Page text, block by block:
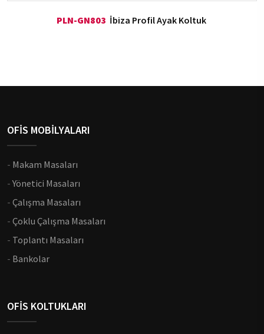
PLN-GN803 İbiza Profil Ayak Koltuk
OFİS MOBİLYALARI
- Makam Masaları
-Yönetici Masaları
- Çalışma Masaları
- Çoklu Çalışma Masaları
- Toplantı Masaları
- Bankolar
OFİS KOLTUKLARI